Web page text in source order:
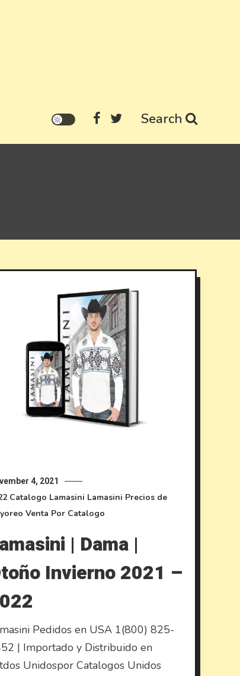
Search
4, 2021
Catalogo Lamasini Lamasini Precios de
Venta Por Catalogo
| Dama |
Invierno 2021 –
Pedidos en USA 1(800) 825-
| Importado y Distribuido en
Unidospor Catalogos Unidos